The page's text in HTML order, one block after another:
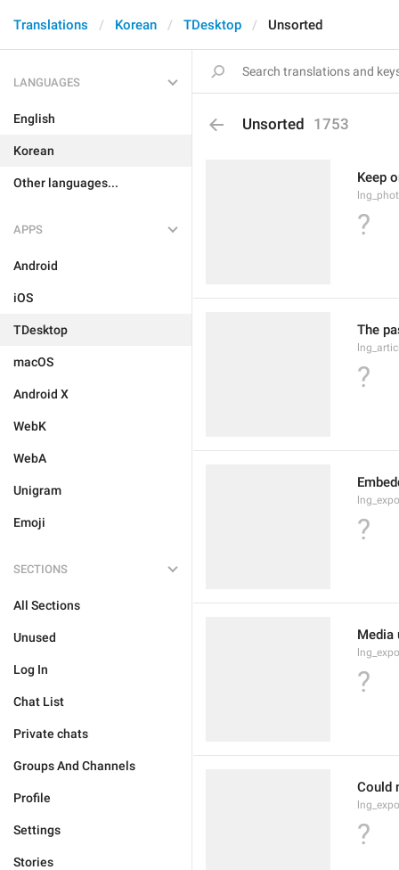
Translations Korean TDesktop Unsorted
LANGUAGES
English
Korean
Other languages...
APPS
Android
iOS
TDesktop
macOS
Android X
WebK
WebA
Unigram
Emoji
SECTIONS
All Sections
Unused
Log In
Chat List
Private chats
Groups And Channels
Profile
Settings
Stories
Unsorted 1753
Keep
?
The
?
?
Media
?
Could
?